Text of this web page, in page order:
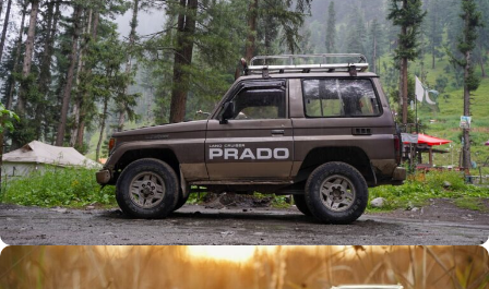
0
Günler
00
Hr
00
Min
00
SSK
Alışverişe Başla